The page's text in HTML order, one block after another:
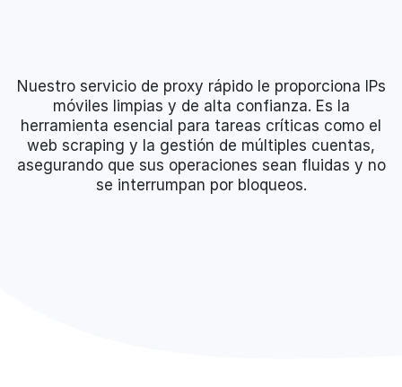
Nuestro servicio de proxy rápido le proporciona IPs
móviles limpias y de alta confianza. Es la
herramienta esencial para tareas críticas como el
web scraping y la gestión de múltiples cuentas,
asegurando que sus operaciones sean fluidas y no
se interrumpan por bloqueos.